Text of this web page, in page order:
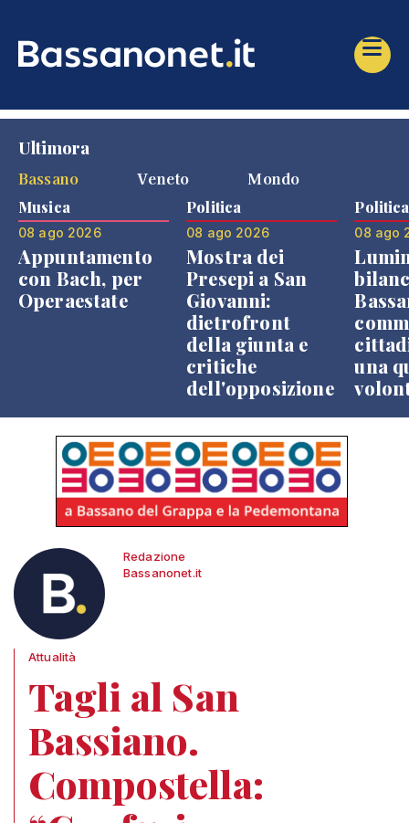
Ultimora
Bassano
Veneto Mondo
Musica
08 ago 2026
Appuntamento
con Bach, per
Operaestate
Politica
08 ago 2026
Mostra dei
Presepi a San
Giovanni:
dietrofront
della giunta e
critiche
dell'opposizione
Politica
08 ago
una
Redazione
Bassanonet.it
Attualità
Tagli al San
Bassiano.
Compostella: